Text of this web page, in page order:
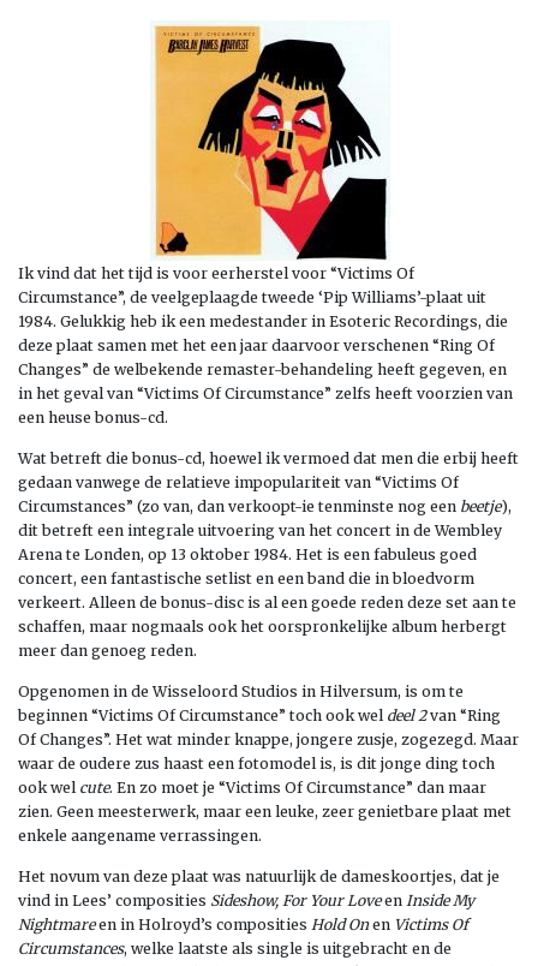
Ik vind dat het tijd is voor eerherstel voor “Victims Of
Circumstance”, de veelgeplaagde tweede ‘Pip Williams’-plaat uit
1984. Gelukkig heb ik een medestander in Esoteric Recordings, die
deze plaat samen met het een jaar daarvoor verschenen “Ring Of
Changes” de welbekende remaster-behandeling heeft gegeven, en
in het geval van “Victims Of Circumstance” zelfs heeft voorzien van
een heuse bonus-cd.
Wat betreft die bonus-cd, hoewel ik vermoed dat men die erbij heeft
gedaan vanwege de relatieve impopulariteit van “Victims Of
Circumstances” (zo van, dan verkoopt-ie tenminste nog een beetje),
dit betreft een integrale uitvoering van het concert in de Wembley
Arena te Londen, op 13 oktober 1984. Het is een fabuleus goed
concert, een fantastische setlist en een band die in bloedvorm
verkeert. Alleen de bonus-disc is al een goede reden deze set aan te
schaffen, maar nogmaals ook het oorspronkelijke album herbergt
meer dan genoeg reden.
Opgenomen in de Wisseloord Studios in Hilversum, is om te
beginnen “Victims Of Circumstance” toch ook wel deel 2van “Ring
Of Changes”. Het wat minder knappe, jongere zusje, zogezegd. Maar
waar de oudere zus haast een fotomodel is, is dit jonge ding toch
ook wel cute. En zo moet je “Victims Of Circumstance” dan maar
zien. Geen meesterwerk, maar een leuke, zeer genietbare plaat met
enkele aangename verrassingen.
Het novum van deze plaat was natuurlijk de dameskoortjes, dat je
vind in Lees’ composities Sideshow, For Your Loveen Inside My
Nightmareen in Holroyd’s composities Hold Onen Victims Of
Circumstances, welke laatste als single is uitgebracht en de